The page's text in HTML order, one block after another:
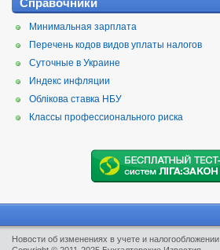
Справочники
Минимальная зарплата
Перечень кодов видов уплаты налогов
Суточные в Украине
Индекс инфляции
Облікова ставка НБУ
Классы профессионального риска
Новости об изменениях в учете и налогообложении